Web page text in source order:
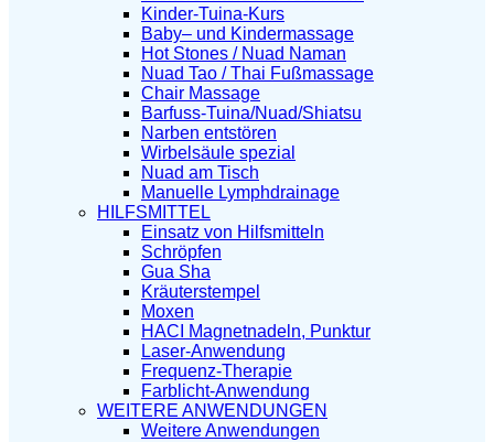
Kinder-Tuina-Kurs
Baby– und Kindermassage
Hot Stones / Nuad Naman
Nuad Tao / Thai Fußmassage
Chair Massage
Barfuss-Tuina/Nuad/Shiatsu
Narben entstören
Wirbelsäule spezial
Nuad am Tisch
Manuelle Lymphdrainage
HILFSMITTEL
Einsatz von Hilfsmitteln
Schröpfen
Gua Sha
Kräuterstempel
Moxen
HACI Magnetnadeln, Punktur
Laser-Anwendung
Frequenz-Therapie
Farblicht-Anwendung
WEITERE ANWENDUNGEN
Weitere Anwendungen